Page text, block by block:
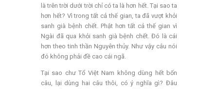
là trên trời dưới trời chỉ có ta là hơn hết. Tại sao ta
hơn hết? Vì trong tất cả thế gian, ta đã vượt khỏi
sanh già bệnh chết. Phật hơn tất cả thế gian vì
Ngài đã qua khỏi sanh già bệnh chết. Đó là cái
hơn theo tinh thần Nguyên thủy. Như vậy câu nói
đó không phải đề cao cái ngã.
Tại sao chư Tổ Việt Nam không dùng hết bốn
câu, lại dùng hai câu thôi, có ý nghĩa gì? Đâu